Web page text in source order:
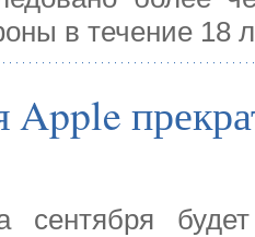
в течение 18
Apple
сентября